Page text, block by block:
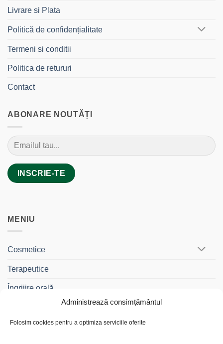
Administrează consimțământul
Folosim cookies pentru a optimiza serviciile oferite
Livrare si Plata
Politică de confidențialitate
Termeni si conditii
Politica de retururi
Contact
ABONARE NOUTĂȚI
MENIU
Cosmetice
Terapeutice
Îngrijire orală
Gama Travel